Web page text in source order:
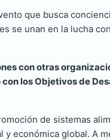
que busca
se unan en la lucha
con otras
los Objetivos de
de sistemas
económica global. A